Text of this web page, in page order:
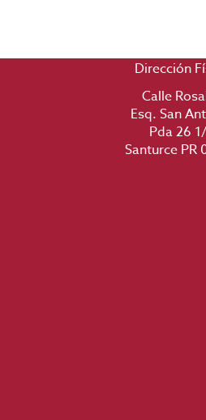
Dirección
Calle
Esq. San
Pda 26
Santurce PR